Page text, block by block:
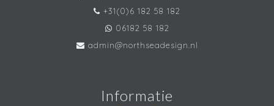
+31(0)6 182 58 182
06182 58 182
admin@northseadesign.nl
Informatie